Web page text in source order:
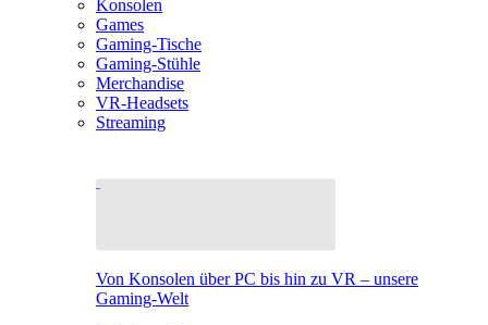
Konsolen
Games
Gaming-Tische
Gaming-Stühle
Merchandise
VR-Headsets
Streaming
Von Konsolen über PC bis hin zu VR – unsere
Gaming-Welt